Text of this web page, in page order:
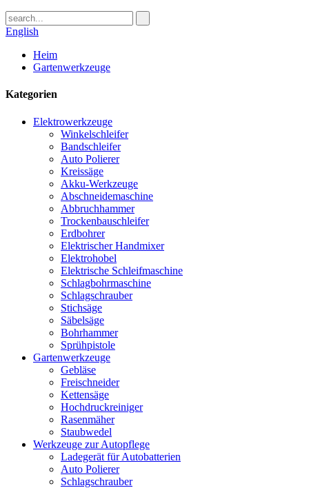
English
Heim
Gartenwerkzeuge
Kategorien
Elektrowerkzeuge
Winkelschleifer
Bandschleifer
Auto Polierer
Kreissäge
Akku-Werkzeuge
Abschneidemaschine
Abbruchhammer
Trockenbauschleifer
Erdbohrer
Elektrischer Handmixer
Elektrohobel
Elektrische Schleifmaschine
Schlagbohrmaschine
Schlagschrauber
Stichsäge
Säbelsäge
Bohrhammer
Sprühpistole
Gartenwerkzeuge
Gebläse
Freischneider
Kettensäge
Hochdruckreiniger
Rasenmäher
Staubwedel
Werkzeuge zur Autopflege
Ladegerät für Autobatterien
Auto Polierer
Schlagschrauber